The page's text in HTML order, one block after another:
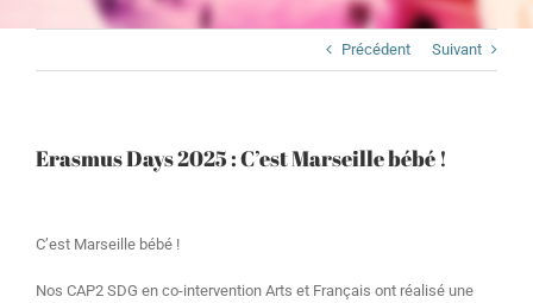
Précédent Suivant
Erasmus Days 2025 : C’est Marseille bébé !
C’est Marseille bébé !
Nos CAP2 SDG en co-intervention Arts et Français ont réalisé une